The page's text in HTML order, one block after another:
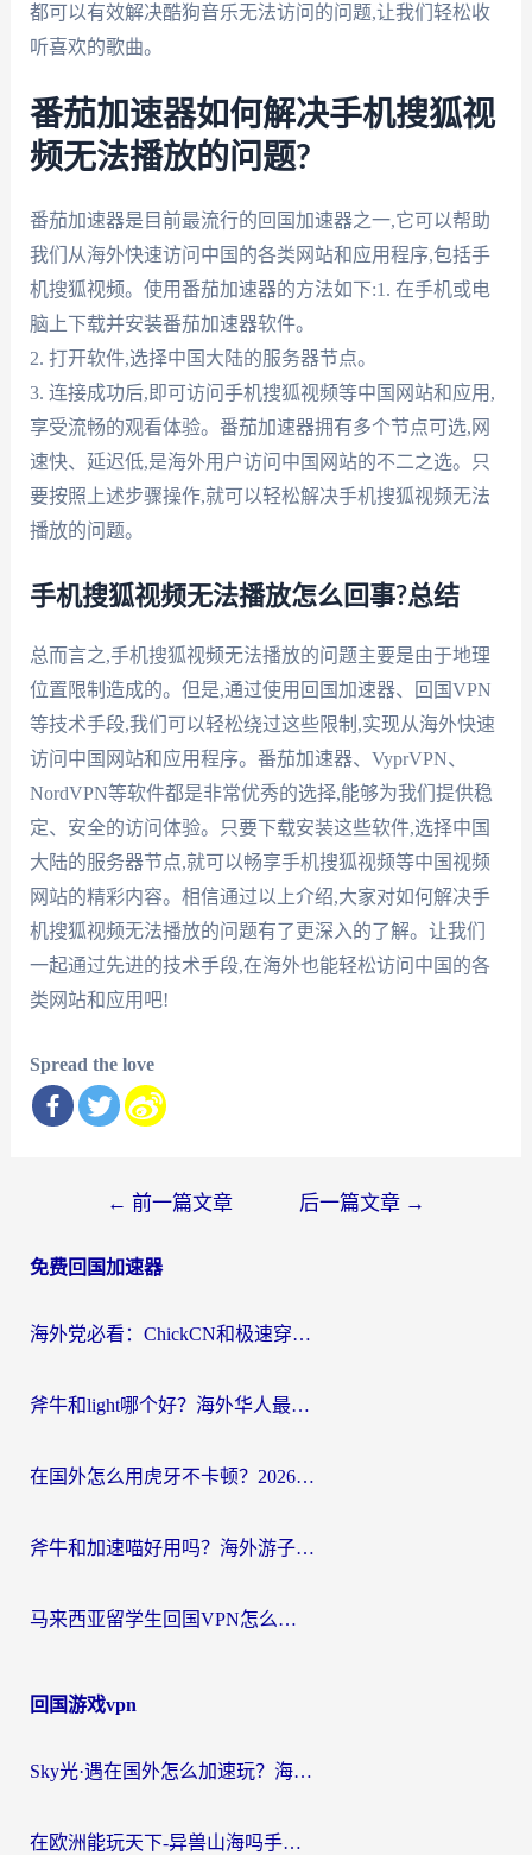
都可以有效解决酷狗音乐无法访问的问题,让我们轻松收
听喜欢的歌曲。
番茄加速器如何解决手机搜狐视
频无法播放的问题?
番茄加速器是目前最流行的回国加速器之一,它可以帮助
我们从海外快速访问中国的各类网站和应用程序,包括手
机搜狐视频。使用番茄加速器的方法如下:1. 在手机或电
脑上下载并安装番茄加速器软件。
2. 打开软件,选择中国大陆的服务器节点。
3. 连接成功后,即可访问手机搜狐视频等中国网站和应用,
享受流畅的观看体验。番茄加速器拥有多个节点可选,网
速快、延迟低,是海外用户访问中国网站的不二之选。只
要按照上述步骤操作,就可以轻松解决手机搜狐视频无法
播放的问题。
手机搜狐视频无法播放怎么回事?总结
总而言之,手机搜狐视频无法播放的问题主要是由于地理
位置限制造成的。但是,通过使用回国加速器、回国VPN
等技术手段,我们可以轻松绕过这些限制,实现从海外快速
访问中国网站和应用程序。番茄加速器、VyprVPN、
NordVPN等软件都是非常优秀的选择,能够为我们提供稳
定、安全的访问体验。只要下载安装这些软件,选择中国
大陆的服务器节点,就可以畅享手机搜狐视频等中国视频
网站的精彩内容。相信通过以上介绍,大家对如何解决手
机搜狐视频无法播放的问题有了更深入的了解。让我们
一起通过先进的技术手段,在海外也能轻松访问中国的各
类网站和应用吧!
Spread the love
导
← 前一篇文章 后一篇文章 →
免费回国加速器
海外党必看：ChickCN和极速穿梭VPN好用吗？3招教你选对回国加速器无缝刷国内资源
斧牛和light哪个好？海外华人最关心的回国加速器选择难题，一篇讲透
在国外怎么用虎牙不卡顿？2026海外华人亲测有效的回国加速器选择指南
斧牛和加速喵好用吗？海外游子的真实选择困境
马来西亚留学生回国VPN怎么选？3个避坑点+1款实测好用的加速器推荐
回国游戏vpn
Sky光·遇在国外怎么加速玩？海外党亲测有效的国服游戏加速指南
在欧洲能玩天下-异兽山海吗手游？海外玩家的加速器生存指南